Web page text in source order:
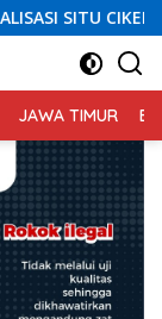
JAWA TIMUR